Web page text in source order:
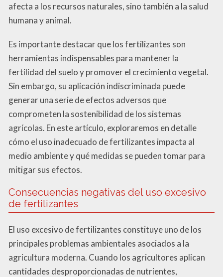
afecta a los recursos naturales, sino también a la salud
humana y animal.
Es importante destacar que los fertilizantes son
herramientas indispensables para mantener la
fertilidad del suelo y promover el crecimiento vegetal.
Sin embargo, su aplicación indiscriminada puede
generar una serie de efectos adversos que
comprometen la sostenibilidad de los sistemas
agrícolas. En este artículo, exploraremos en detalle
cómo el uso inadecuado de fertilizantes impacta al
medio ambiente y qué medidas se pueden tomar para
mitigar sus efectos.
Consecuencias negativas del uso excesivo
de fertilizantes
El uso excesivo de fertilizantes constituye uno de los
principales problemas ambientales asociados a la
agricultura moderna. Cuando los agricultores aplican
cantidades desproporcionadas de nutrientes,